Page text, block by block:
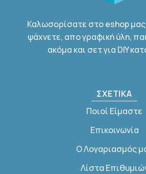
Καλωσορίσατε στο eshop
ψάχνετε, απο γραφική ύλη,
ακόμα και σετ για DIY
ΣΧΕΤΙΚΑ
Ποιοί Είμαστε
Επικοινωνία
Ο Λογαριασμός
Λίστα